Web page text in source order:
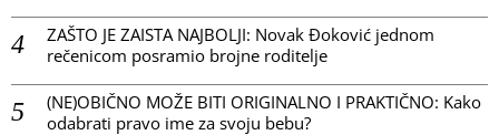
ZAŠTO JE ZAISTA NAJBOLJI: Novak Đoković jednom
rečenicom posramio brojne roditelje
(NE)OBIČNO MOŽE BITI ORIGINALNO I PRAKTIČNO: Kako
odabrati pravo ime za svoju bebu?